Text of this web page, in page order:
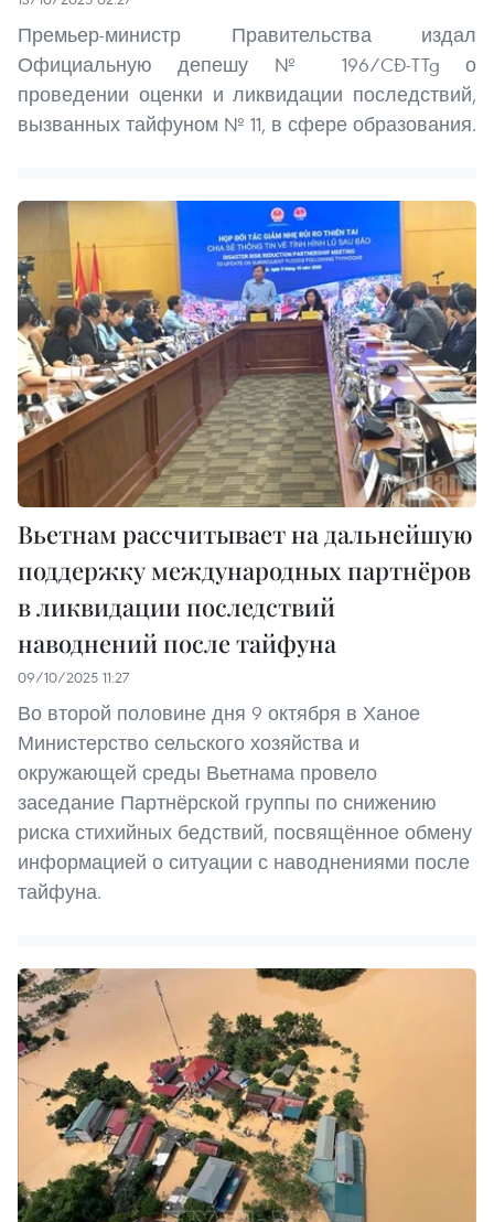
Премьер-министр Правительства издал
Официальную депешу № 196/CĐ-TTg о
проведении оценки и ликвидации последствий,
вызванных тайфуном № 11, в сфере образования.
Вьетнам рассчитывает на дальнейшую
поддержку международных партнёров
в ликвидации последствий
наводнений после тайфуна
09/10/2025 11:27
Во второй половине дня 9 октября в Ханое
Министерство сельского хозяйства и
окружающей среды Вьетнама провело
заседание Партнёрской группы по снижению
риска стихийных бедствий, посвящённое обмену
информацией о ситуации с наводнениями после
тайфуна.